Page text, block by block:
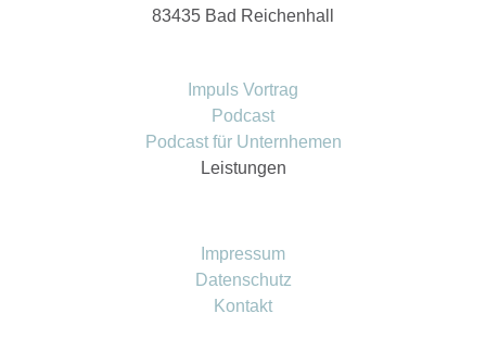
83435 Bad Reichenhall
Impuls Vortrag
Podcast
Podcast für Unternhemen
Leistungen
Impressum
Datenschutz
Kontakt